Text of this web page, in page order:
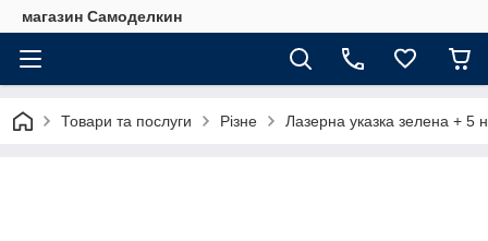
магазин Самоделкин
Товари та послуги Різне Лазерна указка зелена + 5